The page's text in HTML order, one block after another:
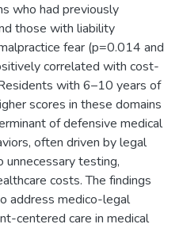
who had previously
those with liability
fear (p=0.014 and
correlated with cost-
with 6–10 years of
scores in these domains
of defensive medical
often driven by legal
unnecessary testing,
costs. The findings
address medico-legal
centered care in medical